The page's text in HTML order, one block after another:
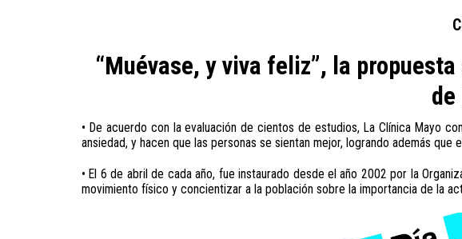
“Muévase, y viva feliz”, la
• De acuerdo con la evaluación de cientos de estudios, La Clínica Mayo
ansiedad, y hacen que las personas se sientan mejor, logrando además que
• El 6 de abril de cada año, fue instaurado desde el año 2002 por la
movimiento físico y concientizar a la población sobre la importancia de la